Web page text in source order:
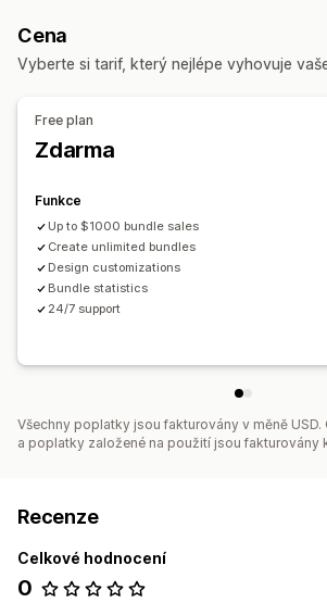
Balíčky variant
Vytvoření balení Mystery boxy Balení
Související produkty
Vlastní balíčky
Ceny, které můžete nastavit
Pevné nacenění
Úrovňové oceňování
Cenové hladiny množství
Procentuální slevy Slevy na košík
Dynamické nacenění
Cena
Vyberte si tarif, který nejlépe vyhovuje
Free plan
Zdarma
Funkce
Up to $1000 bundle sales
Create unlimited bundles
Design customizations
Bundle statistics
24/7 support
Všechny poplatky jsou fakturovány v měně
a poplatky založené na použití jsou fakturovány
Recenze
Celkové hodnocení
0